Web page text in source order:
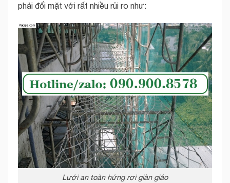
phải đối mặt với rất nhiều rủi ro như:
Lưới an toàn hứng rơi giàn giáo